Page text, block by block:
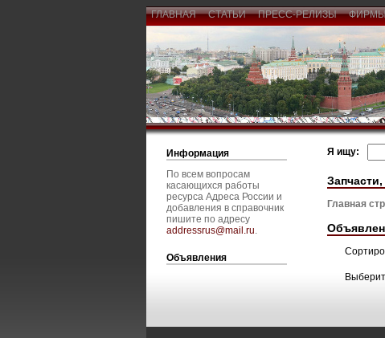
ГЛАВНАЯ СТАТЬИ ПРЕСС-РЕЛИЗЫ
Информация
По всем вопросам
касающихся работы
ресурса Адреса России и
добавления в справочник
пишите по адресу
addressrus@mail.ru.
Объявления
Я ищу:
Главная